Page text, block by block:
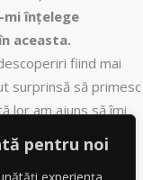
pentru noi
mi înțelege
aceasta.
fiind mai
surprinsă să primesc
lor am ajuns să îmi
cum să o